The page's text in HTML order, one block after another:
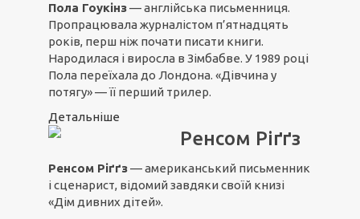
Пола Гоукінз— англійська письменниця.
Пропрацювала журналістом п’ятнадцять
років, перш ніж почати писати книги.
Народилася і виросла в Зімбабве. У 1989 році
Пола переїхала до Лондона. «Дівчина у
потягу» — її перший трилер.
Детальніше
Ренсом Ріґґз
Ренсом Ріґґз— американський письменник
і сценарист, відомий завдяки своїй книзі
«Дім дивних дітей».